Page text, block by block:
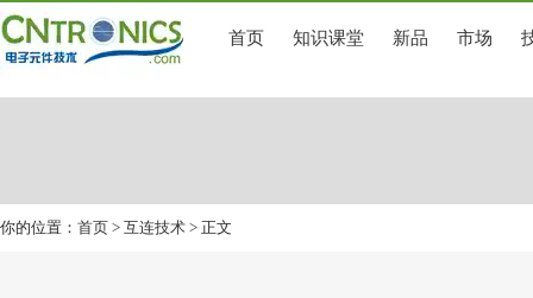
首页 知识课堂 新品 市场
你的位置： 首页 > 互连技术 > 正文